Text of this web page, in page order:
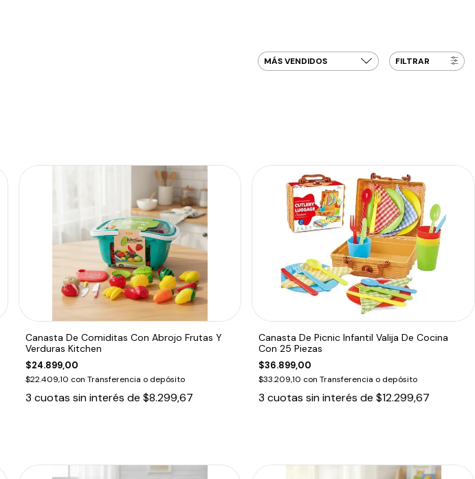
FILTRAR
Canasta De Comiditas Con Abrojo Frutas Y
Verduras Kitchen
$24.899,00
$22.409,10 con Transferencia o depósito
3 cuotas sin interés de $8.299,67
Canasta De Picnic Infantil Valija De Cocina
Con 25 Piezas
$36.899,00
$33.209,10 con Transferencia o depósito
3 cuotas sin interés de$12.299,67